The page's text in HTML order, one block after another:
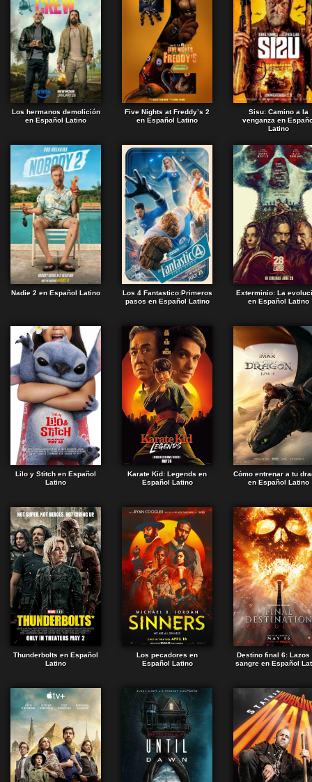
Los hermanos demolición
en Español Latino
Five Nights at Freddy’s 2
en Español Latino
Sisu: Camino a la
venganza en
Latino
Nadie 2 en Español Latino
Los 4 Fantastico:Primeros
pasos en Español Latino
Exterminio: La
en Español Latino
Lilo y Stitch en Español
Latino
Karate Kid: Legends en
Español Latino
Cómo entrenar a tu
en Español Latino
Thunderbolts en Español
Latino
Los pecadores en
Español Latino
Destino final 6: Lazos
sangre en Español